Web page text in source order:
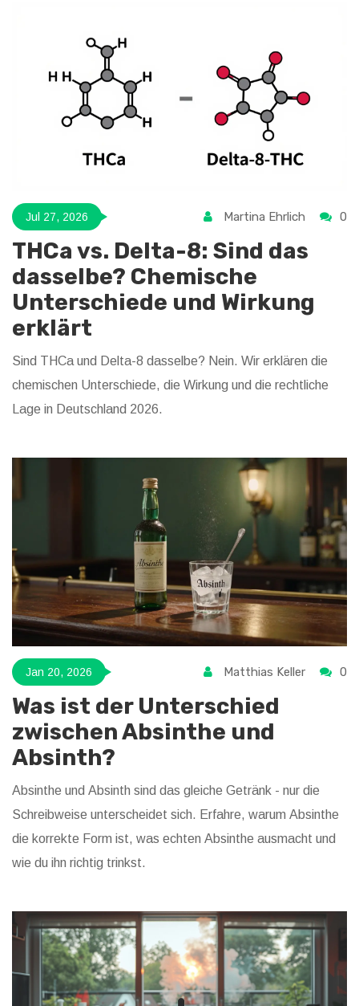
Jul 27, 2026 Martina Ehrlich 0
THCa vs. Delta-8: Sind das
dasselbe? Chemische
Unterschiede und Wirkung
erklärt
Sind THCa und Delta-8 dasselbe? Nein. Wir erklären die
chemischen Unterschiede, die Wirkung und die rechtliche
Lage in Deutschland 2026.
Jan 20, 2026 Matthias Keller 0
Was ist der Unterschied
zwischen Absinthe und
Absinth?
Absinthe und Absinth sind das gleiche Getränk - nur die
Schreibweise unterscheidet sich. Erfahre, warum Absinthe
die korrekte Form ist, was echten Absinthe ausmacht und
wie du ihn richtig trinkst.